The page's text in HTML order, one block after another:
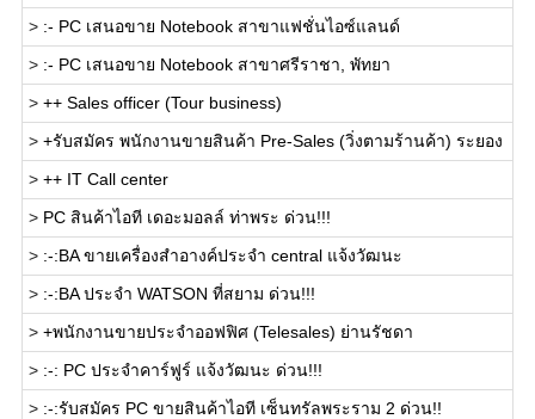
> :- PC เสนอขาย Notebook สาขาแฟชั่นไอซ์แลนด์
> :- PC เสนอขาย Notebook สาขาศรีราชา, พัทยา
> ++ Sales officer (Tour business)
> +รับสมัคร พนักงานขายสินค้า Pre-Sales (วิ่งตามร้านค้า) ระยอง
> ++ IT Call center
> PC สินค้าไอที เดอะมอลล์ ท่าพระ ด่วน!!!
> :-:BA ขายเครื่องสำอางค์ประจำ central แจ้งวัฒนะ
> :-:BA ประจำ WATSON ที่สยาม ด่วน!!!
> +พนักงานขายประจำออฟฟิศ (Telesales) ย่านรัชดา
> :-: PC ประจำคาร์ฟูร์ แจ้งวัฒนะ ด่วน!!!
> :-:รับสมัคร PC ขายสินค้าไอที เซ็นทรัลพระราม 2 ด่วน!!